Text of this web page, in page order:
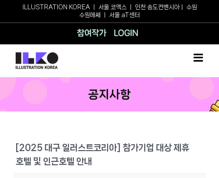
ILLUSTRATION KOREAㅣ 서울 코엑스 인천 송도컨벤시아ㅣ 수원
수원메쎄
서울 aT센터
참여작가
공지사항
[2025 대구 일러스트코리아] 참가기업 대상 제휴
호텔 및 인근호텔 안내